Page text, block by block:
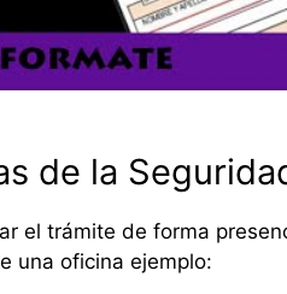
de la
el trámite de forma
una oficina ejemplo: